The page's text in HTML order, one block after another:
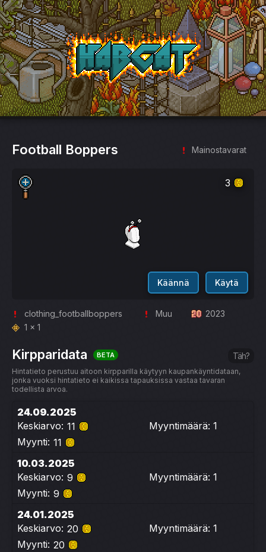
HabCat
Football Boppers Mainostavarat
3
Käännä Käytä
clothing_footballboppers Muu
2023
1 x 1
Kirpparidata BETA Täh?
Hintatieto perustuu aitoon kirpparilla käytyyn kaupankäyntidataan,
jonka vuoksi hintatieto ei kaikissa tapauksissa vastaa tavaran
todellista arvoa.
24.09.2025
Keskiarvo: 11
Myyntimäärä: 1
Myynti: 11
10.03.2025
Keskiarvo: 9
Myyntimäärä: 1
Myynti: 9
24.01.2025
Keskiarvo: 20
Myyntimäärä: 1
Myynti: 20